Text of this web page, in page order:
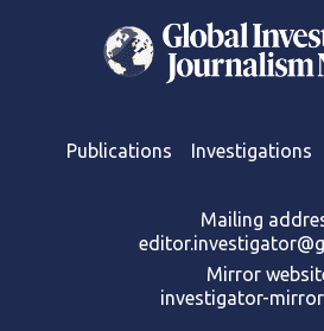
Publications Investigations
Mailing
Mirror
investigator-